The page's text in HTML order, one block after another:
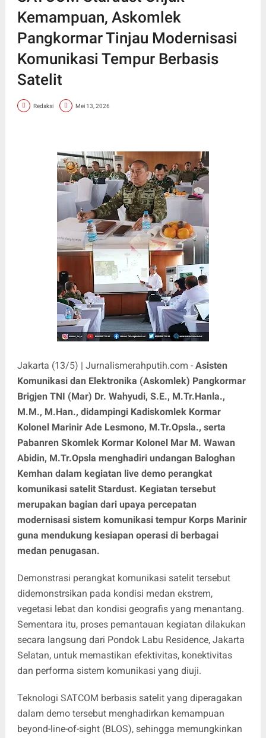
Kemampuan, Askomlek
Pangkormar Tinjau Modernisasi
Komunikasi Tempur Berbasis
Satelit
Redaksi Mei 13, 2026
Jakarta (13/5) | Jurnalismerahputih.com - Asisten
Komunikasi dan Elektronika (Askomlek) Pangkormar
Brigjen TNI (Mar) Dr. Wahyudi, S.E., M.Tr.Hanla.,
M.M., M.Han., didampingi Kadiskomlek Kormar
Kolonel Marinir Ade Lesmono, M.Tr.Opsla., serta
Pabanren Skomlek Kormar Kolonel Mar M. Wawan
Abidin, M.Tr.Opsla menghadiri undangan Baloghan
Kemhan dalam kegiatan live demo perangkat
komunikasi satelit Stardust. Kegiatan tersebut
merupakan bagian dari upaya percepatan
modernisasi sistem komunikasi tempur Korps Marinir
guna mendukung kesiapan operasi di berbagai
medan penugasan.
Demonstrasi perangkat komunikasi satelit tersebut
didemonstrsikan pada kondisi medan ekstrem,
vegetasi lebat dan kondisi geografis yang menantang.
Sementara itu, proses pemantauan kegiatan dilakukan
secara langsung dari Pondok Labu Residence, Jakarta
Selatan, untuk memastikan efektivitas, konektivitas
dan performa sistem komunikasi yang diuji.
Teknologi SATCOM berbasis satelit yang diperagakan
dalam demo tersebut menghadirkan kemampuan
beyond-line-of-sight (BLOS), sehingga memungkinkan